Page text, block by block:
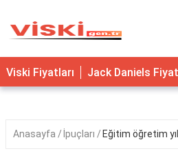
Viski Fiyatları Jack Daniels Fiyat
Anasayfa İpuçları Eğitim öğretim